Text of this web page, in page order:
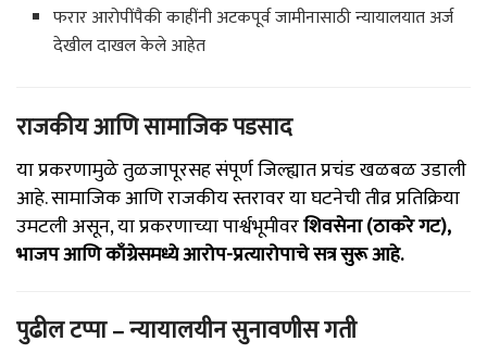
फरार आरोपींपैकी काहींनी अटकपूर्व जामीनासाठी न्यायालयात अर्ज
देखील दाखल केले आहेत
राजकीय आणि सामाजिक पडसाद
या प्रकरणामुळे तुळजापूरसह संपूर्ण जिल्ह्यात प्रचंड खळबळ उडाली
आहे. सामाजिक आणि राजकीय स्तरावर या घटनेची तीव्र प्रतिक्रिया
उमटली असून, या प्रकरणाच्या पार्श्वभूमीवरशिवसेना (ठाकरे गट),
भाजप आणि काँग्रेसमध्ये आरोप-प्रत्यारोपाचे सत्र सुरू आहे.
पुढील टप्पा – न्यायालयीन सुनावणीस गती